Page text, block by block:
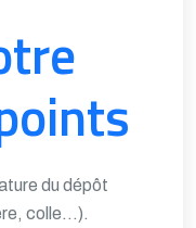
du dépôt
colle…).